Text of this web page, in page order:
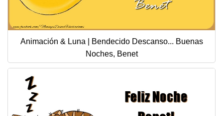
Animación & Luna | Bendecido Descanso... Buenas
Noches, Benet